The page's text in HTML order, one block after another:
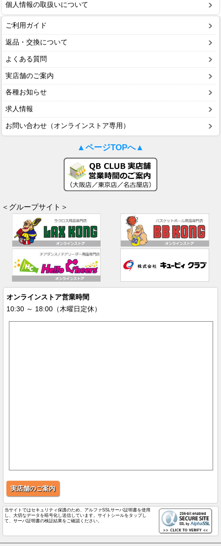
個人情報の取扱いについて
ご利用ガイド
返品・交換について
よくある質問
実店舗のご案内
各種お知らせ
求人情報
お問い合わせ（オンラインストア専用）
▲ページTOPへ▲
＜グループサイト＞
オンラインストア営業時間
10:30 ～ 18:00（木曜日定休）
実店舗のご案内
当サイトではセキュリティ保護のため、アルファSSLサーバ証明書を使用
し、大切なデータを暗号化し送信しています。サイトシールをタップし
て、サーバ証明書の検証結果をご確認ください。